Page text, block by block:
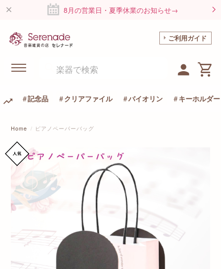
8月の営業日・夏季休業のお知らせ→
ご利用ガイド
記念品 クリアファイル バイオリン キーホルダー
Home ピアノペーパーバッグ